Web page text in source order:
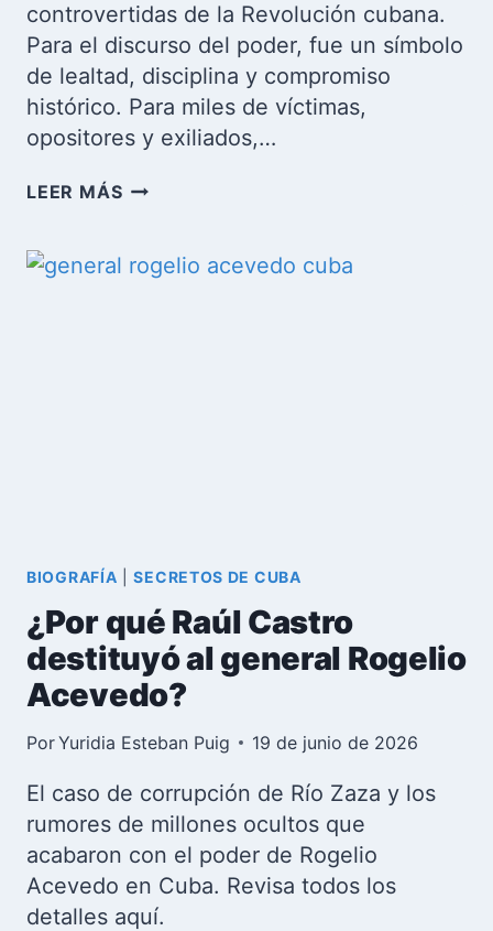
controvertidas de la Revolución cubana.
Para el discurso del poder, fue un símbolo
de lealtad, disciplina y compromiso
histórico. Para miles de víctimas,
opositores y exiliados,…
LEER MÁSRAMIRO
VIDA
BIOGRAFÍA |SECRETOS DE CUBA
¿Por qué Raúl Castro
destituyó al general Rogelio
Acevedo?
PorYuridia Esteban Puig 19 de junio de 2026
El caso de corrupción de Río Zaza y los
rumores de millones ocultos que
acabaron con el poder de Rogelio
Acevedo en Cuba. Revisa todos los
detalles aquí.